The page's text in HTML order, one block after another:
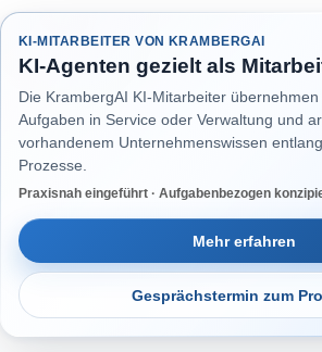
KI-MITARBEITER VON KRAMBERGAI
KI-Agenten gezielt als
Die KrambergAI KI-Mitarbeiter
Aufgaben in Service oder Verwaltung und
vorhandenem Unternehmenswissen
Prozesse.
Praxisnah eingeführt · Aufgabenbezogen
Mehr erfahren
Gesprächstermin zum